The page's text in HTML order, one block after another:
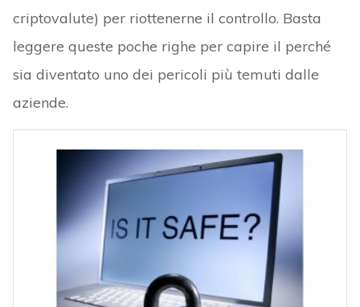
criptovalute) per riottenerne il controllo. Basta
leggere queste poche righe per capire il perché
sia diventato uno dei pericoli più temuti dalle
aziende.